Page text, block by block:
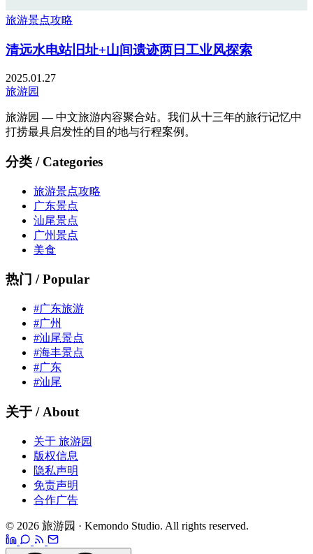
旅游景点攻略
清远水电站旧址+山间遗迹两日工业风探索
2025.01.27
旅游园
旅游园 — 中文旅游内容聚合站。我们从十三年的旅行记忆中
打捞最具启发性的目的地与行程案例。
分类 / Categories
旅游景点攻略
广东景点
汕尾景点
广州景点
美食
热门 / Popular
#广东旅游
#广州
#汕尾景点
#海丰景点
#广东
#汕尾
关于 / About
关于 旅游园
版权信息
隐私声明
免责声明
合作广告
© 2026 旅游园 · Kemondo Studio. All rights reserved.